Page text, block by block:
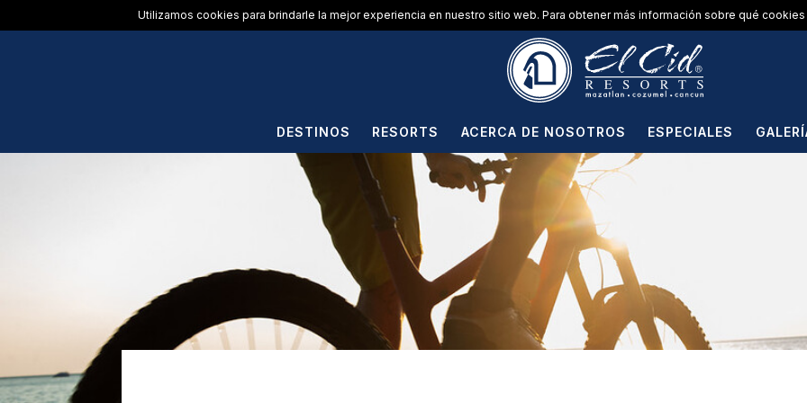
Utilizamos cookies para brindarle la mejor experiencia en nuestro sitio web. Para obtener más información sobre qué
DESTINOS RESORTS ACERCA DE NOSOTROS ESPECIALES